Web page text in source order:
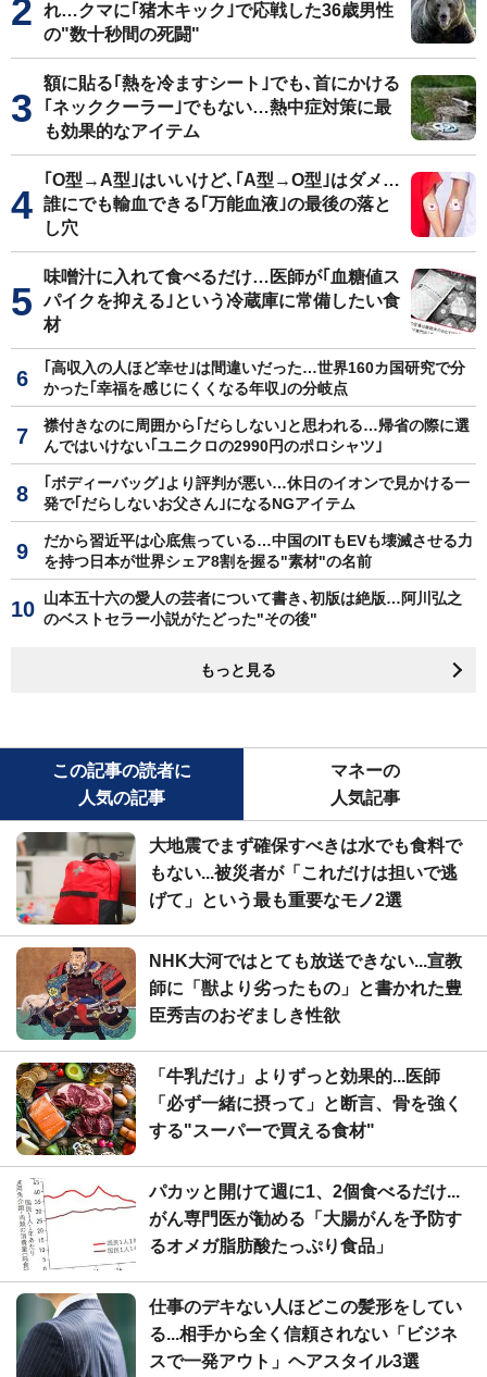
れ…クマに｢猪木キック｣で応戦した36歳男性
の"数十秒間の死闘"
額に貼る｢熱を冷ますシート｣でも､首にかける
｢ネッククーラー｣でもない…熱中症対策に最
も効果的なアイテム
｢O型→A型｣はいいけど､｢A型→O型｣はダメ…
誰にでも輸血できる｢万能血液｣の最後の落と
し穴
味噌汁に入れて食べるだけ…医師が｢血糖値ス
パイクを抑える｣という冷蔵庫に常備したい食
材
｢高収入の人ほど幸せ｣は間違いだった…世界160カ国研究で分
かった｢幸福を感じにくくなる年収｣の分岐点
襟付きなのに周囲から｢だらしない｣と思われる…帰省の際に選
んではいけない｢ユニクロの2990円のポロシャツ｣
｢ボディーバッグ｣より評判が悪い…休日のイオンで見かける一
発で｢だらしないお父さん｣になるNGアイテム
だから習近平は心底焦っている…中国のITもEVも壊滅させる力
を持つ日本が世界シェア8割を握る"素材"の名前
山本五十六の愛人の芸者について書き､初版は絶版…阿川弘之
のベストセラー小説がたどった"その後"
もっと見る
この記事の読者に
人気の記事
マネーの
人気記事
大地震でまず確保すべきは水でも食料で
もない...被災者が「これだけは担いで逃
げて」という最も重要なモノ2選
NHK大河ではとても放送できない...宣教
師に「獣より劣ったもの」と書かれた豊
臣秀吉のおぞましき性欲
「牛乳だけ」よりずっと効果的...医師
「必ず一緒に摂って」と断言、骨を強く
する"スーパーで買える食材"
パカッと開けて週に1、2個食べるだけ...
がん専門医が勧める「大腸がんを予防す
るオメガ脂肪酸たっぷり食品」
仕事のデキない人ほどこの髪形をしてい
る...相手から全く信頼されない「ビジネ
スで一発アウト」ヘアスタイル3選